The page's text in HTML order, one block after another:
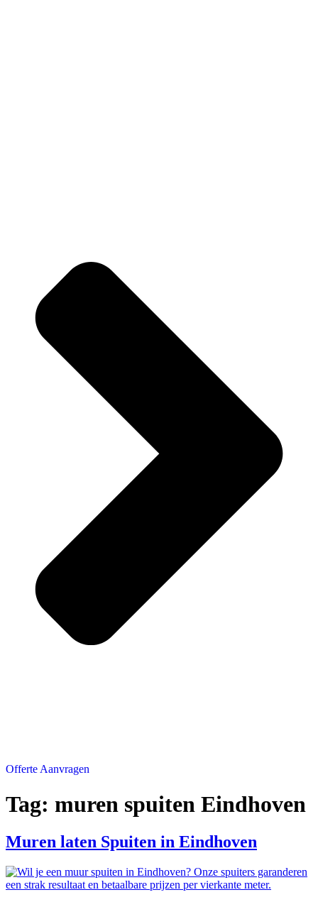
Offerte Aanvragen
Tag: muren spuiten Eindhoven
Muren laten Spuiten in Eindhoven